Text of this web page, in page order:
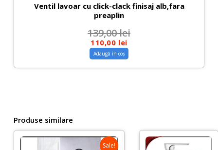
Ventil lavoar cu click-clack finisaj alb,fara
preaplin
139,00lei
110,00 lei
Adaugă în coș
Produse similare
Sale!